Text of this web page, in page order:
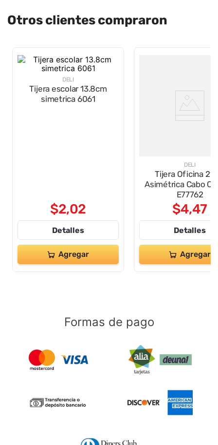
Otros clientes compraron
DELI
Tijera escolar 13.8cm
simetrica 6061
$2,02
Detalles
Agregar
DELI
Tijera Oficina
Asimétrica Cabo
E77762
$4,47
Detalles
Agregar
Formas de pago